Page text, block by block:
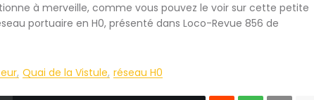
à merveille, comme vous pouvez le voir sur cette petite
portuaire en H0, présenté dans Loco-Revue 856 de
Quai de la Vistule réseau H0